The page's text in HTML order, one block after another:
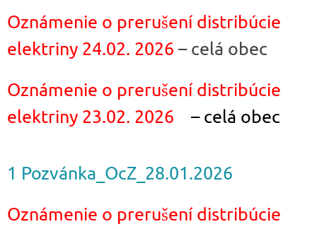
Oznámenie o prerušení distribúcie
elektriny 24.02. 2026 – celá obec
Oznámenie o prerušení distribúcie
elektriny 23.02. 2026
– celá obec
1 Pozvánka_OcZ_28.01.2026
Oznámenie o prerušení distribúcie